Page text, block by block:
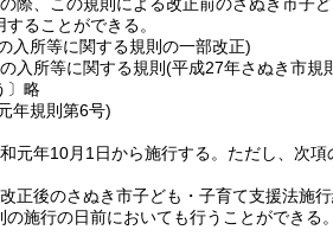
ることができる。
入所等に関する規則の一部改正)
入所等に関する規則 (平成27年さぬき市規
〕略
年規則第6号)
元年10月1日から施行する。 ただし、次項
正後のさぬき市子ども・子育て支援法施
施行の日前においても行うことができる。